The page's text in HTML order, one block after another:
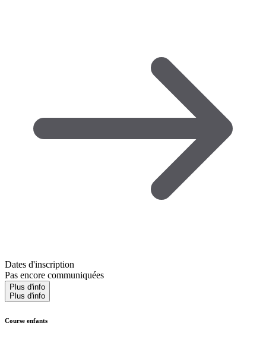
Dates d'inscription
Pas encore communiquées
Plus d'info
Plus d'info
Course enfants